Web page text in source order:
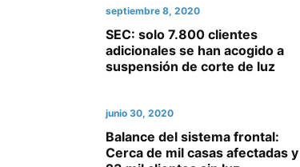
septiembre 8, 2020
SEC: solo 7.800 clientes
adicionales se han acogido a
suspensión de corte de luz
junio 30, 2020
Balance del sistema frontal:
Cerca de mil casas afectadas y